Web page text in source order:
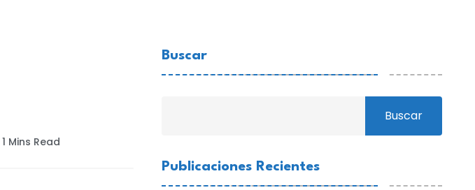
1 Mins Read
Buscar
Buscar
Publicaciones Recientes